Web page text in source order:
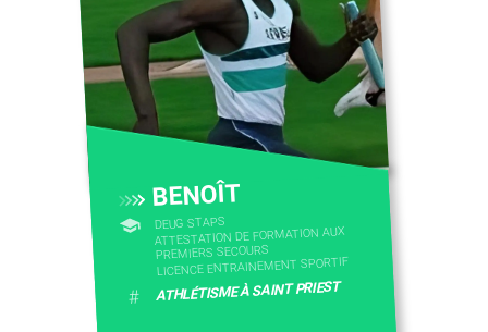
CONTACTEZ-NOUS
BENOÎT
DEUG STAPS
ATTESTATION DE FORMATION AUX
PREMIERS SECOURS
LICENCE ENTRAINEMENT SPORTIF
# ATHLÉTISME À SAINT PRIEST